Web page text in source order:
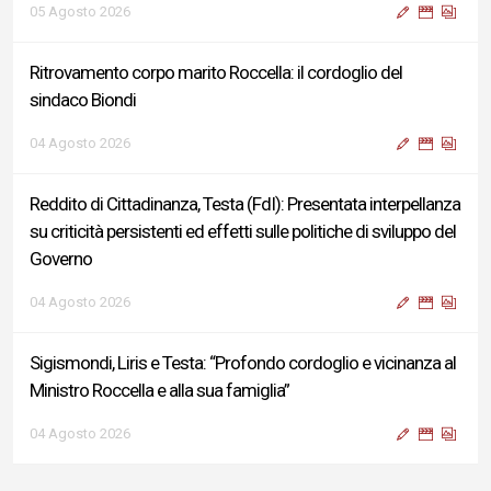
05 Agosto 2026
Ritrovamento corpo marito Roccella: il cordoglio del
sindaco Biondi
04 Agosto 2026
Reddito di Cittadinanza, Testa (FdI): Presentata interpellanza
su criticità persistenti ed effetti sulle politiche di sviluppo del
Governo
04 Agosto 2026
Sigismondi, Liris e Testa: “Profondo cordoglio e vicinanza al
Ministro Roccella e alla sua famiglia”
04 Agosto 2026